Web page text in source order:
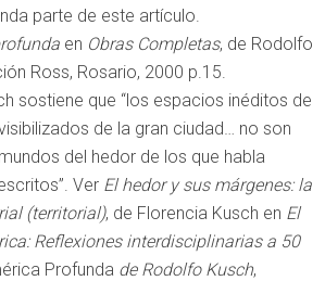
parte de este artículo.
en Obras Completas, de Rodolfo
Ross, Rosario, 2000 p.15.
sostiene que “los espacios inéditos de
de la gran ciudad… no son
del hedor de los que habla
Ver El hedor y sus márgenes: la
(territorial), de Florencia Kusch en El
Reflexiones interdisciplinarias a 50
Profunda de Rodolfo Kusch,